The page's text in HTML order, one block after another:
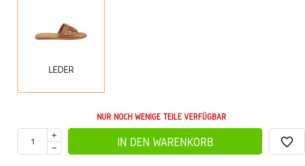
LEDER
NUR NOCH WENIGE TEILE VERFÜGBAR
IN DEN WARENKORB favorite_border